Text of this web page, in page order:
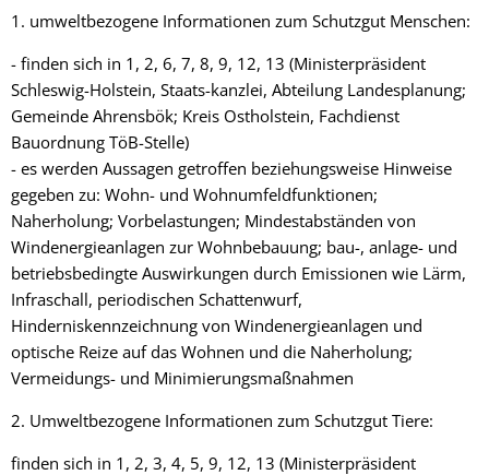
1. umweltbezogene Informationen zum Schutzgut Menschen:
- finden sich in 1, 2, 6, 7, 8, 9, 12, 13 (Ministerpräsident
Schleswig-Holstein, Staats-kanzlei, Abteilung Landesplanung;
Gemeinde Ahrensbök; Kreis Ostholstein, Fachdienst
Bauordnung TöB-Stelle)
- es werden Aussagen getroffen beziehungsweise Hinweise
gegeben zu: Wohn- und Wohnumfeldfunktionen;
Naherholung; Vorbelastungen; Mindestabständen von
Windenergieanlagen zur Wohnbebauung; bau-, anlage- und
betriebsbedingte Auswirkungen durch Emissionen wie Lärm,
Infraschall, periodischen Schattenwurf,
Hinderniskennzeichnung von Windenergieanlagen und
optische Reize auf das Wohnen und die Naherholung;
Vermeidungs- und Minimierungsmaßnahmen
2. Umweltbezogene Informationen zum Schutzgut Tiere:
finden sich in 1, 2, 3, 4, 5, 9, 12, 13 (Ministerpräsident